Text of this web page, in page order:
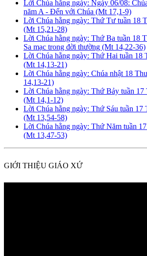
Lời Chúa hằng ngày: Ngày 06/08:
năm A - Đến với Chúa (Mt 17,1-9)
Lời Chúa hằng ngày: Thứ Tư tuần 18
(Mt 15,21-28)
Lời Chúa hằng ngày: Thứ Ba tuần 18
Sa mạc trong đời thường (Mt 14,22-36)
Lời Chúa hằng ngày: Thứ Hai tuần 18
(Mt 14,13-21)
Lời Chúa hằng ngày: Chúa nhật 18
14,13-21)
Lời Chúa hằng ngày: Thứ Bảy tuần
(Mt 14,1-12)
Lời Chúa hằng ngày: Thứ Sáu tuần 17
(Mt 13,54-58)
Lời Chúa hằng ngày: Thứ Năm tuần
(Mt 13,47-53)
GIỚI THIỆU GIÁO XỨ